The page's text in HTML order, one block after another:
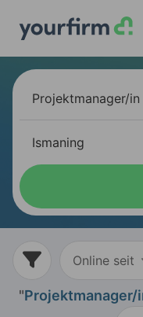
Online seit
"Projektmanager/